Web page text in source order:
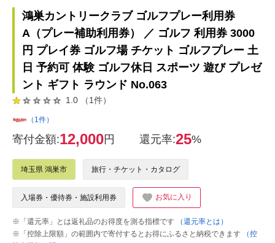
鴻巣カントリークラブ ゴルフプレー利用券
A（プレー補助利用券） ／ ゴルフ 利用券 3000
円 プレイ券 ゴルフ場 チケット ゴルフプレー 土
日 予約可 体験 ゴルフ休日 スポーツ 遊び プレゼ
ント ギフト ラウンド No.063
1.0 （1件）
（1件）
寄付金額:12,000円 還元率:25%
埼玉県 鴻巣市 旅行・チケット・カタログ
入場券・優待券・施設利用券 お気に入り
※「還元率」とは返礼品のお得度を測る指標です
（還元率とは）
※「控除上限額」の範囲内で寄付するとお得にふるさと納税できます
（控